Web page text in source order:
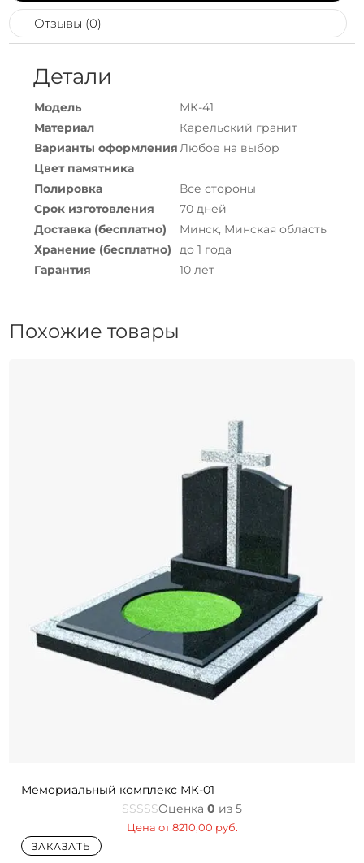
Отзывы (0)
Детали
Модель
МК-41
Материал
Карельский гранит
Варианты оформленияЛюбое на выбор
Цвет памятника
Полировка
Все стороны
Срок изготовления
70 дней
Доставка (бесплатно)
Минск, Минская область
Хранение (бесплатно)
до 1 года
Гарантия
10 лет
Похожие товары
Мемориальный комплекс МК-01
Оценка 0 из 5
Цена от8210,00 руб.
ЗАКАЗАТЬ